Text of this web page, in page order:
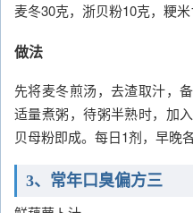
麦冬30克，浙贝粉10克，粳米
做法
先将麦冬煎汤，去渣取汁，
适量煮粥，待粥半熟时，加
贝母粉即成。每日1剂，早晚各
3、常年口臭偏方三